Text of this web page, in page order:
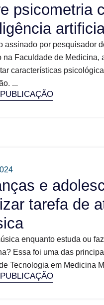
psicometria
assinado por pesquisador
na Faculdade de Medicina,
características
...
e
tarefa de
enquanto estuda ou
Essa foi uma das
Tecnologia em Medicina